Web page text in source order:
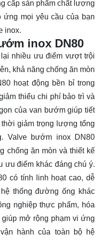
cấp sản phẩm chất lượng
ứng mọi yêu cầu của bạn
inox.
inox DN80
nhiều ưu điểm vượt trội
khả năng chống ăn mòn
hoạt động bền bỉ trong
thiểu chi phí bảo trì và
của van bướm giúp tiết
giảm trọng lượng tổng
Valve bướm inox DN80
chống ăn mòn và thiết kế
ưu điểm khác đáng chú ý.
có tính linh hoạt cao, dễ
thống đường ống khác
nghiệp thực phẩm, hóa
mở rộng phạm vi ứng
hành của toàn bộ hệ